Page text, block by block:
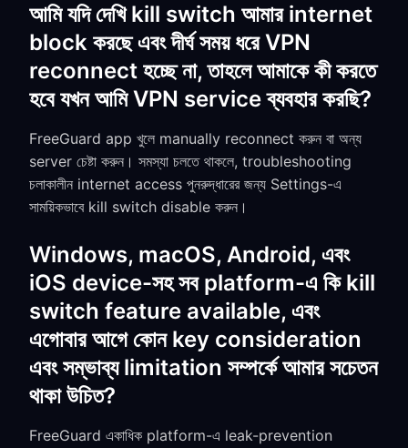
আমি যদি দেখি kill switch আমার internet
block করছে এবং দীর্ঘ সময় ধরে VPN
reconnect হচ্ছে না, তাহলে আমাকে কী করতে
হবে যখন আমি VPN service ব্যবহার করছি?
FreeGuard app খুলে manually reconnect করুন বা অন্য
server চেষ্টা করুন। সমস্যা চলতে থাকলে, troubleshooting
চলাকালীন internet access পুনরুদ্ধারের জন্য Settings-এ
সাময়িকভাবে kill switch disable করুন।
Windows, macOS, Android, এবং
iOS device-সহ সব platform-এ কি kill
switch feature available, এবং
এগোবার আগে কোন key consideration
এবং সম্ভাব্য limitation সম্পর্কে আমার সচেতন
থাকা উচিত?
FreeGuard একাধিক platform-এ leak-prevention